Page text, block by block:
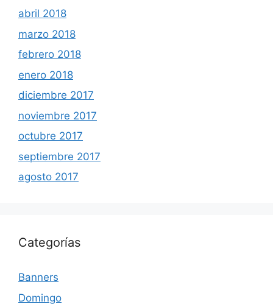
abril 2018
marzo 2018
febrero 2018
enero 2018
diciembre 2017
noviembre 2017
octubre 2017
septiembre 2017
agosto 2017
Categorías
Banners
Domingo